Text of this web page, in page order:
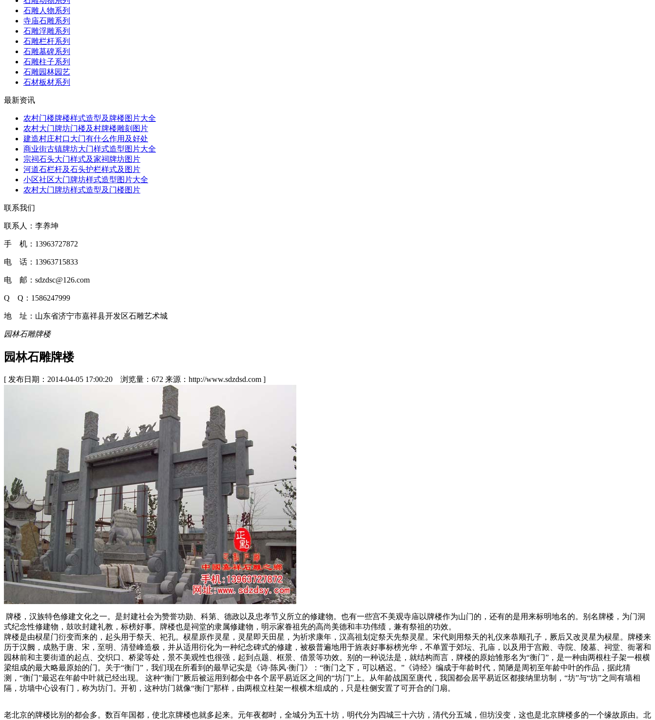
石雕人物系列
寺庙石雕系列
石雕浮雕系列
石雕栏杆系列
石雕墓碑系列
石雕柱子系列
石雕园林园艺
石材板材系列
最新资讯
农村门楼牌楼样式造型及牌楼图片大全
农村大门牌坊门楼及村牌楼雕刻图片
建造村庄村口大门有什么作用及好处
商业街古镇牌坊大门样式造型图片大全
宗祠石头大门样式及家祠牌坊图片
河道石栏杆及石头护栏样式及图片
小区社区大门牌坊样式造型图片大全
农村大门牌坊样式造型及门楼图片
联系我们
联系人：李养坤
手 机：13963727872
电 话：13963715833
电 邮：sdzdsc@126.com
Q Q：1586247999
地 址：山东省济宁市嘉祥县开发区石雕艺术城
园林石雕牌楼
园林石雕牌楼
[ 发布日期：2014-04-05 17:00:20 浏览量：672 来源：http://www.sdzdsd.com ]
牌楼，汉族特色修建文化之一。是封建社会为赞誉功勋、科第、德政以及忠孝节义所立的修建物。也有一些宫不美观寺庙以牌楼作为山门的，还有的是用来标明地名的。别名牌楼，为门洞
式纪念性修建物，鼓吹封建礼教，标榜好事。牌楼也是祠堂的隶属修建物，明示家眷祖先的高尚美德和丰功伟绩，兼有祭祖的功效。
牌楼是由棂星门衍变而来的，起头用于祭天、祀孔。棂星原作灵星，灵星即天田星，为祈求康年，汉高祖划定祭天先祭灵星。宋代则用祭天的礼仪来恭顺孔子，厥后又改灵星为棂星。牌楼来
历于汉阙，成熟于唐、宋，至明、清登峰造极，并从适用衍化为一种纪念碑式的修建，被极普遍地用于旌表好事标榜光华，不单置于郊坛、孔庙，以及用于宫殿、寺院、陵墓、祠堂、衙署和
园林前和主要街道的起点、交织口、桥梁等处，景不美观性也很强，起到点题、框景、借景等功效。别的一种说法是，就结构而言，牌楼的原始雏形名为“衡门”，是一种由两根柱子架一根横
梁组成的最大略最原始的门。关于“衡门”，我们现在所看到的最早记实是《诗·陈风·衡门》：“衡门之下，可以栖迟。”《诗经》编成于年龄时代，简陋是周初至年龄中叶的作品，据此猜
测，“衡门”最迟在年龄中叶就已经出现。 这种“衡门”厥后被运用到都会中各个居平易近区之间的“坊门”上。从年龄战国至唐代，我国都会居平易近区都接纳里坊制，“坊”与“坊”之间有墙相
隔，坊墙中心设有门，称为坊门。开初，这种坊门就像“衡门”那样，由两根立柱架一根横木组成的，只是柱侧安置了可开合的门扇。
老北京的牌楼比别的都会多。数百年国都，使北京牌楼也就多起来。元年夜都时，全城分为五十坊，明代分为四城三十六坊，清代分五城，但坊没变，这也是北京牌楼多的一个缘故原由。北